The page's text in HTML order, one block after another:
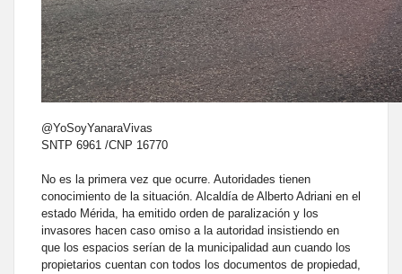
@YoSoyYanaraVivas
SNTP 6961 /CNP 16770
No es la primera vez que ocurre. Autoridades tienen
conocimiento de la situación. Alcaldía de Alberto Adriani en el
estado Mérida, ha emitido orden de paralización y los
invasores hacen caso omiso a la autoridad insistiendo en
que los espacios serían de la municipalidad aun cuando los
propietarios cuentan con todos los documentos de propiedad,